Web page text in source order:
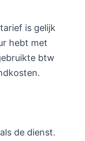
is gelijk
hebt met
btw
de dienst.